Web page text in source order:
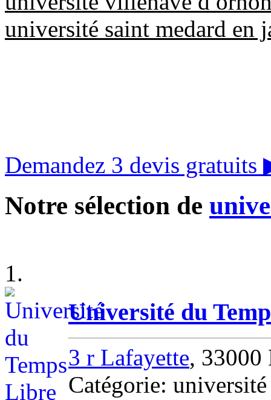
université saint medard en
Demandez 3 devis gratuits
Notre sélection de
1.
Université du
3 r Lafayette,
Catégorie: